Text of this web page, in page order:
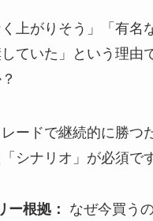
く上がりそう」「有名
ていた」という理由
ードで継続的に勝つ
シナリオ」が必須です
ー根拠：
なぜ今買う